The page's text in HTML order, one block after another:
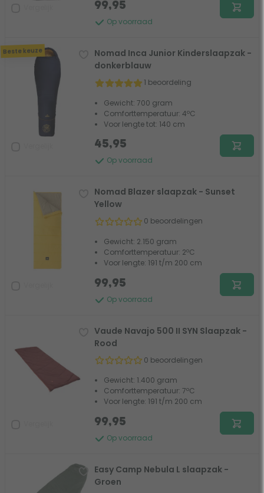
Op voorraad
99,95
Beste keuze
Nomad Inca Junior Kinderslaapzak -
donkerblauw
1 beoordeling
Gewicht: 700 gram
Comforttemperatuur: 4ºC
Voor lengte tot: 140 cm
Op voorraad
45,95
Nomad Blazer slaapzak - Sunset
Yellow
0 beoordelingen
Gewicht: 2.150 gram
Comforttemperatuur: 2ºC
Voor lengte: 191 t/m 200 cm
Op voorraad
99,95
Vaude Navajo 500 II SYN Slaapzak -
Rood
0 beoordelingen
Gewicht: 1.400 gram
Comforttemperatuur: 7ºC
Voor lengte: 191 t/m 200 cm
Op voorraad
99,95
Easy Camp Nebula L slaapzak -
Groen